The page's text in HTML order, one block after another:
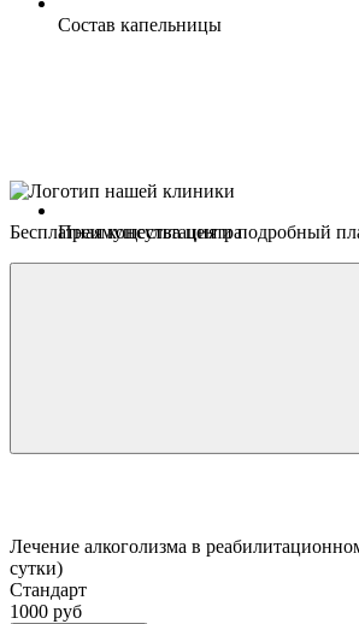
Состав капельницы
Преимущества центра
Бесплатная консультацияи подробный
Лечение алкоголизма в
сутки)
Стандарт
1000 руб